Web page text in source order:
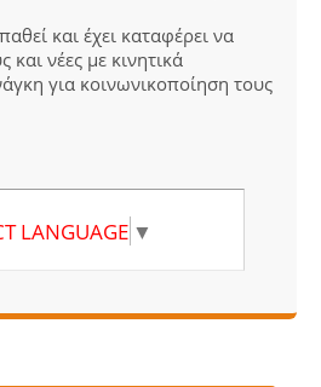
και έχει καταφέρει να
νέες με κινητικά
για κοινωνικοποίηση τους
LANGUAGE ▼